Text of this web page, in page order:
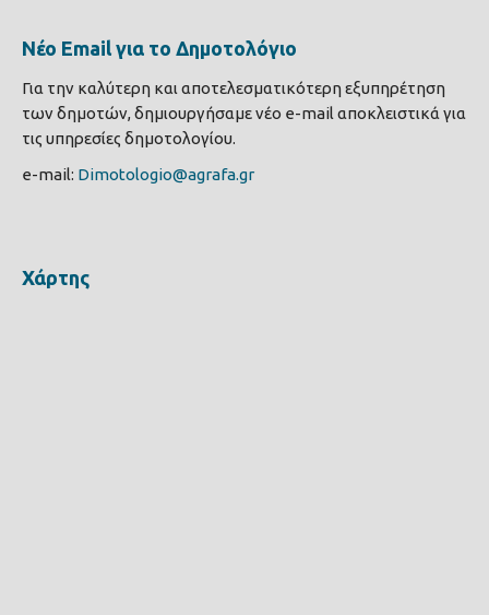
Νέο Email για το Δημοτολόγιο
Για την καλύτερη και αποτελεσματικότερη εξυπηρέτηση
των δημοτών, δημιουργήσαμε νέο e-mail αποκλειστικά για
τις υπηρεσίες δημοτολογίου.
e-mail: Dimotologio@agrafa.gr
Χάρτης